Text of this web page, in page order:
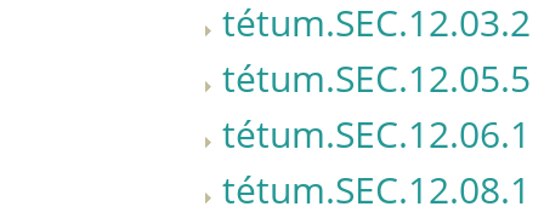
tétum.SEC.12.03.2
tétum.SEC.12.05.5
tétum.SEC.12.06.1
tétum.SEC.12.08.1